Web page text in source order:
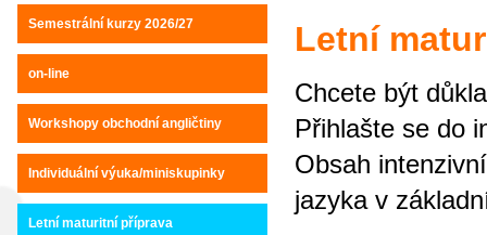
Semestrální kurzy 2026/27
on-line
Workshopy obchodní angličtiny
Individuální výuka/miniskupinky
Letní maturitní příprava
Letní
Chcete být
Přihlašte se do
Obsah
jazyka v